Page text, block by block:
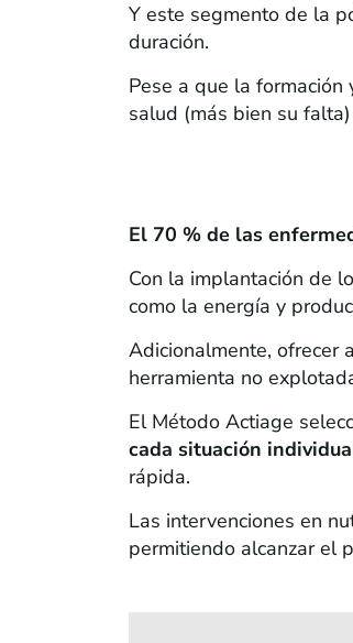
Y este segmento de la
duración.
Pese a que la
salud (más bien su
El 70 % de las
Con la implantación de
como la energía y
Adicionalmente, ofrecer
herramienta no
El Método Actiage
cada situación
rápida.
Las intervenciones en
permitiendo alcanzar el